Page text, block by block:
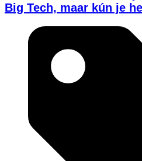
Big Tech, maar kún je